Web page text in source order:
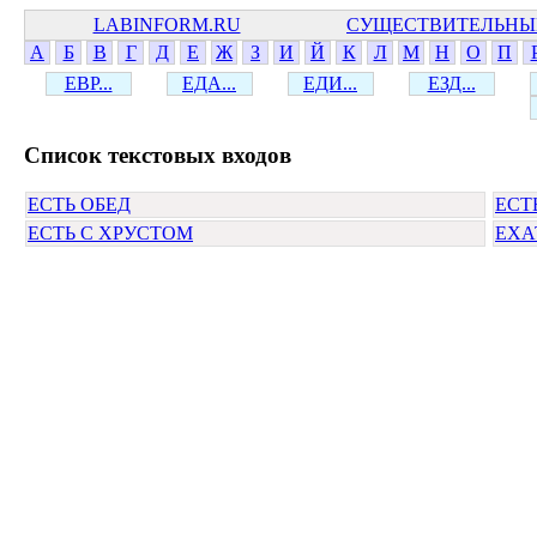
LABINFORM.RU
А
Б В Г Д Е Ж З И Й К Л М Н О П
ЕВР...
ЕДА... ЕДИ... ЕЗД...
Cписок текстовых входов
ЕСТЬ ОБЕД
ЕСТЬ С ХРУСТОМ